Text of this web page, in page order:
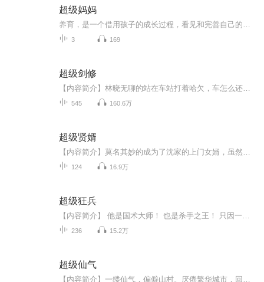
超级妈妈
3 169
超级剑修
545 160.6万
超级贤婿
124 16.9万
超级狂兵
236 15.2万
超级仙气